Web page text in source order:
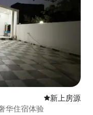
新房源
新上房源
华住宿体验